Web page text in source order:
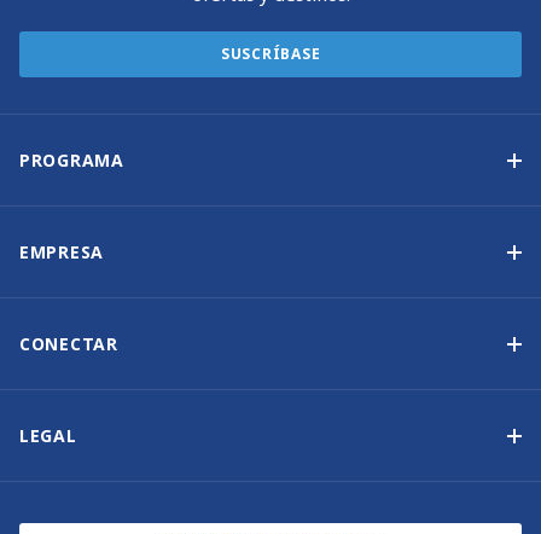
SUSCRÍBASE
PROGRAMA
EMPRESA
CONECTAR
LEGAL